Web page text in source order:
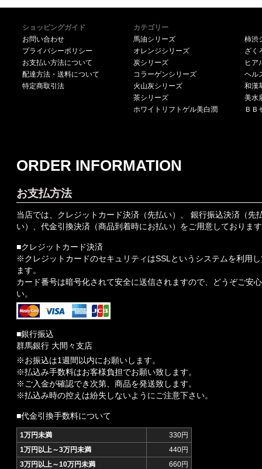
ショッピングガイド
お問い合わせ
プライバシーポリシー
お支払い方法について
配達方法・送料について
特定商取引法
カテゴリー
馬油シリーズ
オレンジシリーズ
炭シリーズ
コラーゲンシリーズ
火山灰シリーズ
茶シリーズ
ホワイトリフトゲル美白潤
柿渋
ざく
ヒア
ヘル
和漢
美水
ＢＢ
ORDER INFORMATION
お支払方法
当店では、クレジットカード決済（先払い）、 銀行振込決済（先
い）、代金引換決済（商品到着時にお払い）をご用意しておりま
■クレジットカード決済
※クレジットカードのセキュリティはSSLというシステムを利用
ます。
カード番号は暗号化されて安全に送信されますので、どうぞご安
い。
■銀行振込
群馬銀行 大間々支店
※お振込は1週間以内にお願いします。
※払込み手数料はお客様負担でお願い致します。
※ご入金が確認でき次第、商品を発送致します。
※払込み時の控えは紛失しないようにご注意下さい。
■代金引換手数料について
1万円未満
330円
1万円以上～3万円未満
440円
3万円以上～10万円未満
660円